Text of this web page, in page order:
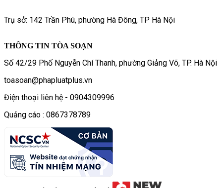
Trụ sở: 142 Trần Phú, phường Hà Đông, TP Hà Nội
THÔNG TIN TÒA SOẠN
Số 42/29 Phố Nguyễn Chí Thanh, phường Giảng Võ, TP. Hà Nội
toasoan@phapluatplus.vn
Điện thoại liên hệ - 0904309996
Quảng cáo : 0867378789